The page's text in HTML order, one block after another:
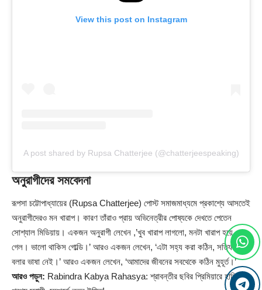
View this post on Instagram
A post shared by Rupsa Chatterjee (@chatterjeespeaking)
অনুরাগীদের সমবেদনা
রূপসা চট্টোপাধ্যায়ের (Rupsa Chatterjee) পোস্ট সমাজমাধ্যমে প্রকাশ্যে আসতেই
অনুরাগীদেরও মন খারাপ। কারণ তাঁরাও প্রায় অভিনেত্রীর পোষ্যকে দেখতে পেতেন
সোশ্যাল মিডিয়ায়। একজন অনুরাগী লেখেন ,’খুব খারাপ লাগলো, মনটা খারাপ হয়ে
গেল। ভালো থাকিস গোল্ডি।’ আরও একজন লেখেন, ‘এটা সহ্য করা কঠিন, সত্যি কিছু
বলার ভাষা নেই।’ আরও একজন লেখেন, ‘আমাদের জীবনের সবথেকে কঠিন মুহূর্ত।’
আরও পড়ুন: Rabindra Kabya Rahasya: শ্রাবন্তীর ছবির প্রিমিয়ারে হাজির